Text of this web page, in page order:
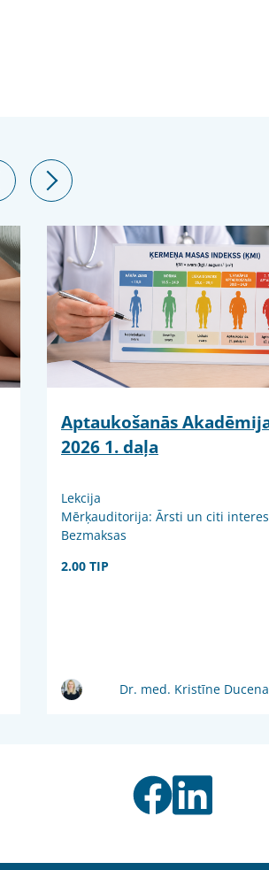
Aptaukošanās
2026 1. daļa
Lekcija
Mērķauditorija: Ārsti un citi
Bezmaksas
2.00 TIP
Dr. med. Kristīne Ducena